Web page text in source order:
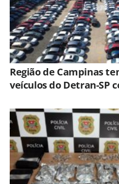
Região de Campinas
veículos do Detran-SP